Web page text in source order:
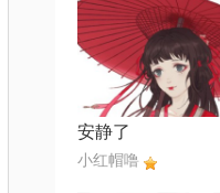
安静了
小红帽噜